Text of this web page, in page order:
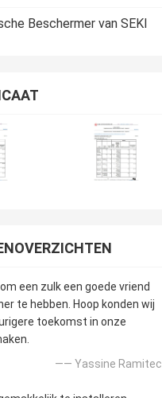
Beschermer van SEKI
een zulk een goede vriend
te hebben. Hoop konden wij
toekomst in onze
—— Yassine Ramitec